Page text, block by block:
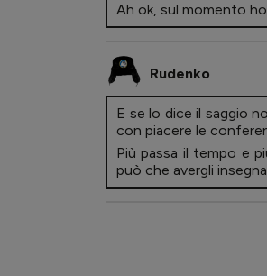
Ah ok, sul momento
Rudenko
E se lo dice il saggio
con piacere le
Più passa il tempo e
può che avergli